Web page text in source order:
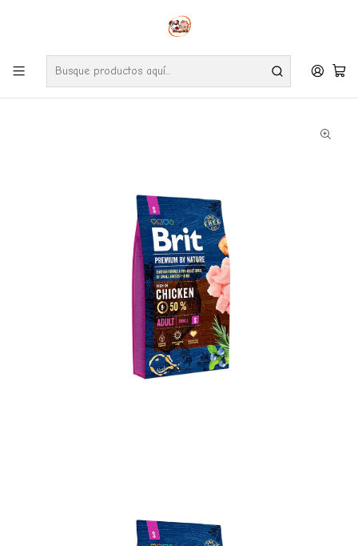
Envíos gratuitos por compras desde $24.990 en la RM (Comunas informadas
Ve nuestras zonas de cobertura diaria.
Perros Alimentos Brit Premium By Nature Chicken Adult Small